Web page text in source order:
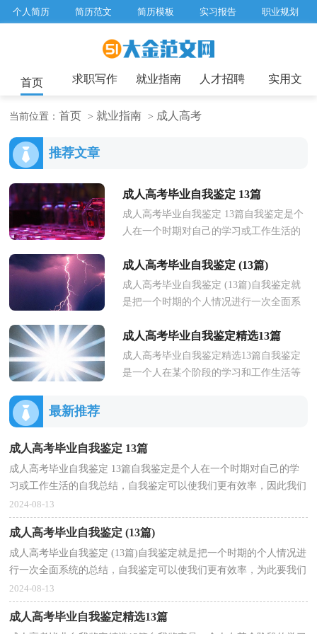
个人简历 简历范文 简历模板 实习报告 职业规划
工作总结 辞职报告
首页 求职写作 就业指南 人才招聘 实用文
当前位置：首页 >就业指南 > 成人高考
推荐文章
成人高考毕业自我鉴定 13篇
成人高考毕业自我鉴定 13篇自我鉴定是个
人在一个时期对自己的学习或工作生活的
率，因此我们是时候回头做好...
成人高考毕业自我鉴定 (13篇)
成人高考毕业自我鉴定 (13篇)自我鉴定就
是把一个时期的个人情况进行一次全面系
率，为此要我们做好自我鉴定...
成人高考毕业自我鉴定精选13篇
成人高考毕业自我鉴定精选13篇自我鉴定
是一个人在某个阶段的学习和工作生活等
最新推荐
成人高考毕业自我鉴定 13篇
成人高考毕业自我鉴定 13篇自我鉴定是个人在一个时期对自己的学
习或工作生活的自我总结，自我鉴定可以使我们更有效率，因此我们
是时候回头做好总结。但是自我鉴定有什么要求呢？...
2024-08-13
成人高考毕业自我鉴定 (13篇)
成人高考毕业自我鉴定 (13篇)自我鉴定就是把一个时期的个人情况进
行一次全面系统的总结，自我鉴定可以使我们更有效率，为此要我们
做好自我鉴定。你所见过的自我鉴定应该是什么...
2024-08-13
成人高考毕业自我鉴定精选13篇